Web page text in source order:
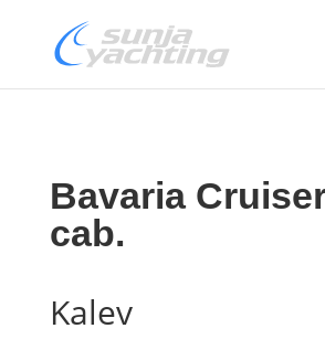
Bavaria
cab.
Kalev